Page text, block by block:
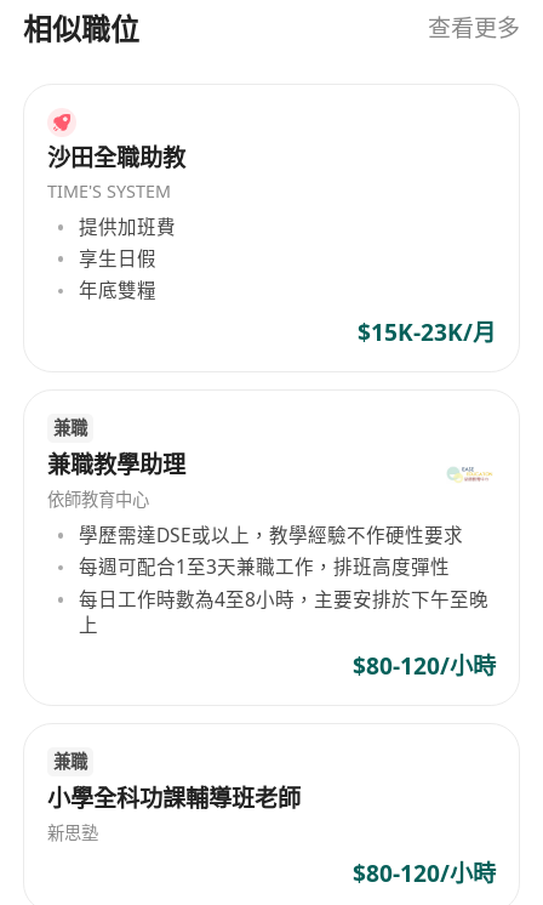
相似職位 查看更多
沙田全職助教
TIME'S SYSTEM
提供加班費
享生日假
年底雙糧
$15K-23K/月
兼職
兼職教學助理
依師教育中心
學歷需達DSE或以上，教學經驗不作硬性要求
每週可配合1至3天兼職工作，排班高度彈性
每日工作時數為4至8小時，主要安排於下午至晚
上
$80-120/小時
兼職
小學全科功課輔導班老師
新思塾
$80-120/小時